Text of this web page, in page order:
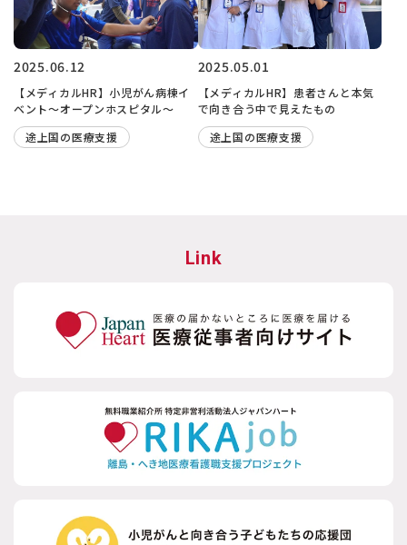
2025.06.12
【メディカルHR】小児がん病棟イ
ベント～オープンホスピタル～
途上国の医療支援
2025.05.01
【メディカルHR】患者さんと本気
で向き合う中で見えたもの
途上国の医療支援
Link